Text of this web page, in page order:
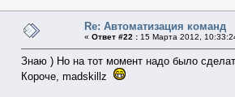
Re: Автоматизация команд
« Ответ #22 : 15 Марта 2012,
Знаю ) Но на тот момент надо было
Короче, madskillz